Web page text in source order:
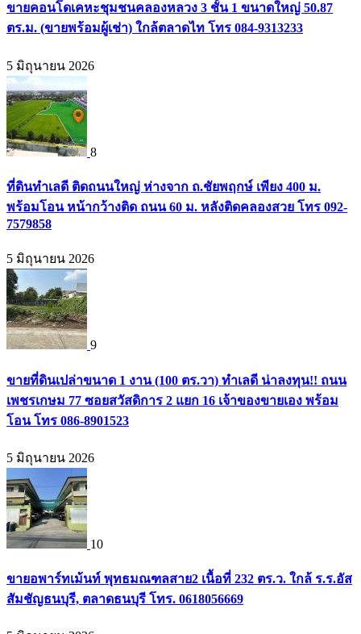
ขายคอนโดเคหะชุมชนคลองหลวง 3 ชั้น 1 ขนาดใหญ่ 50.87
ตร.ม. (ขายพร้อมผู้เช่า) ใกล้ตลาดไท โทร 084-9313233
5 มิถุนายน 2026
8
ที่ดินทำเลดี ติดถนนใหญ่ ห่างจาก ถ.ชัยพฤกษ์ เพียง 400 ม.
พร้อมโอน หน้ากว้างติด ถนน 60 ม. หลังติดคลองสวย โทร 092-
7579858
5 มิถุนายน 2026
9
ขายที่ดินเปล่าขนาด 1 งาน (100 ตร.วา) ทำเลดี น่าลงทุน!! ถนน
เพชรเกษม 77 ซอยสวัสดิการ 2 แยก 16 เจ้าของขายเอง พร้อม
โอน โทร 086-8901523
5 มิถุนายน 2026
10
ขายอพาร์ทเม้นท์ พุทธมณฑลสาย2 เนื้อที่ 232 ตร.ว. ใกล้ ร.ร.อัส
สัมชัญธนบุรี, ตลาดธนบุรี โทร. 0618056669